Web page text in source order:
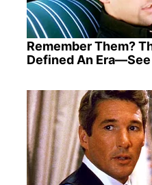
Remember Them?
Defined An